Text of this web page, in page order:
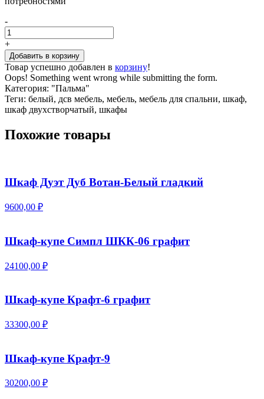
-
+
Товар успешно добавлен в корзину!
Oops! Something went wrong while submitting the form.
Категория: "Пальма"
Теги: белый, дсв мебель, мебель, мебель для спальни, шкаф,
шкаф двухстворчатый, шкафы
Похожие товары
Шкаф Дуэт Дуб Вотан-Белый гладкий
9600,00 ₽
Шкаф-купе Симпл ШКК-06 графит
24100,00 ₽
Шкаф-купе Крафт-6 графит
33300,00 ₽
Шкаф-купе Крафт-9
30200,00 ₽